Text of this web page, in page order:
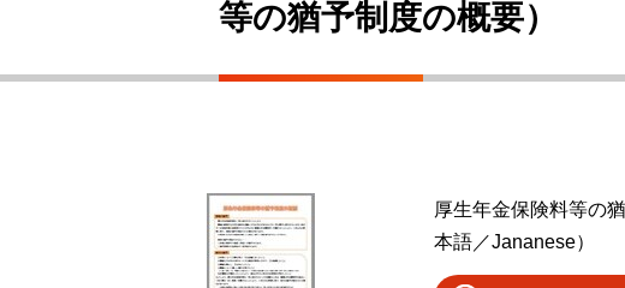
ら
等の猶予制度の概要）
厚生年金保険料等の
本語／Jananese）